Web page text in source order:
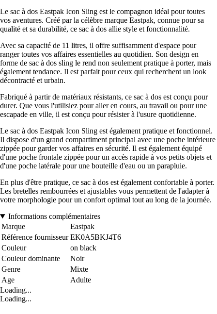
Le sac à dos Eastpak Icon Sling est le compagnon idéal pour toutes
vos aventures. Créé par la célèbre marque Eastpak, connue pour sa
qualité et sa durabilité, ce sac à dos allie style et fonctionnalité.
Avec sa capacité de 11 litres, il offre suffisamment d'espace pour
ranger toutes vos affaires essentielles au quotidien. Son design en
forme de sac à dos sling le rend non seulement pratique à porter, mais
également tendance. Il est parfait pour ceux qui recherchent un look
décontracté et urbain.
Fabriqué à partir de matériaux résistants, ce sac à dos est conçu pour
durer. Que vous l'utilisiez pour aller en cours, au travail ou pour une
escapade en ville, il est conçu pour résister à l'usure quotidienne.
Le sac à dos Eastpak Icon Sling est également pratique et fonctionnel.
Il dispose d'un grand compartiment principal avec une poche intérieure
zippée pour garder vos affaires en sécurité. Il est également équipé
d'une poche frontale zippée pour un accès rapide à vos petits objets et
d'une poche latérale pour une bouteille d'eau ou un parapluie.
En plus d'être pratique, ce sac à dos est également confortable à porter.
Les bretelles rembourrées et ajustables vous permettent de l'adapter à
votre morphologie pour un confort optimal tout au long de la journée.
Informations complémentaires
Marque
Eastpak
Référence fournisseur EK0A5BKJ4T6
Couleur
on black
Couleur dominante
Noir
Genre
Mixte
Age
Adulte
Loading...
Loading...